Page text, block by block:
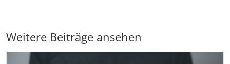
Weitere Beiträge ansehen